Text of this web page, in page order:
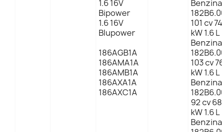
1.6 16V
Bipower
1.6 16V
Blupower
186AGB1A
186AMA1A
186AMB1A
186AXA1A
186AXC1A
Benzina
101 cv 74
kW 1.6 L
Benzina
103 cv
kW 1.6 L
Benzina
92 cv 68
kW 1.6 L
Benzina